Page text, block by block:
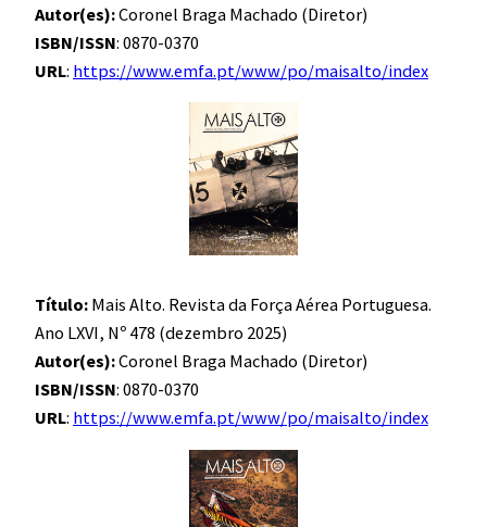
Autor(es):Coronel Braga Machado (Diretor)
ISBN/ISSN: 0870-0370
URL: https://www.emfa.pt/www/po/maisalto/index
Título: Mais Alto. Revista da Força Aérea Portuguesa.
Ano LXVI, Nº 478 (dezembro 2025)
Autor(es):Coronel Braga Machado (Diretor)
ISBN/ISSN: 0870-0370
URL: https://www.emfa.pt/www/po/maisalto/index